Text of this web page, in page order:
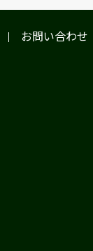
お問い合わせ